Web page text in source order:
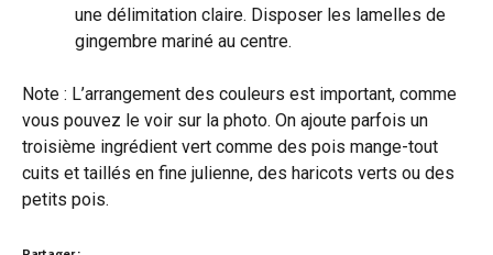
une délimitation claire. Disposer les lamelles de
gingembre mariné au centre.
Note : L’arrangement des couleurs est important, comme
vous pouvez le voir sur la photo. On ajoute parfois un
troisième ingrédient vert comme des pois mange-tout
cuits et taillés en fine julienne, des haricots verts ou des
petits pois.